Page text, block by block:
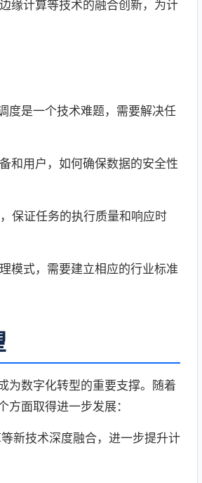
缘计算等技术的融合创新，为计
度是一个技术难题，需要解决任
和用户，如何确保数据的安全性
保证任务的执行质量和响应时
模式，需要建立相应的行业标准
为数字化转型的重要支撑。随着
面取得进一步发展：
新技术深度融合，进一步提升计